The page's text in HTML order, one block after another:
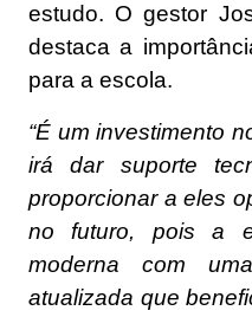
estudo. O gestor
destaca a
para a escola.
“É um investimento
irá dar suporte
proporcionar a eles
no futuro, pois a
moderna com
atualizada que